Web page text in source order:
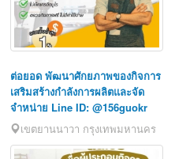
ต่อยอด พัฒนาศักยภาพของกิจการ
เสริมสร้างกำลังการผลิตและจัด
จำหน่าย Line ID: @156guokr
เขตยานนาวา กรุงเทพมหานคร